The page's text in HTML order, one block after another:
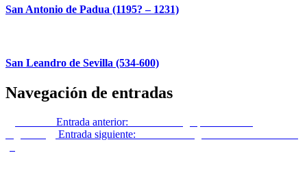
San Antonio de Padua (1195? – 1231)
San Leandro de Sevilla (534-600)
Navegación de entradas
Entrada anterior:
Entrada siguiente: